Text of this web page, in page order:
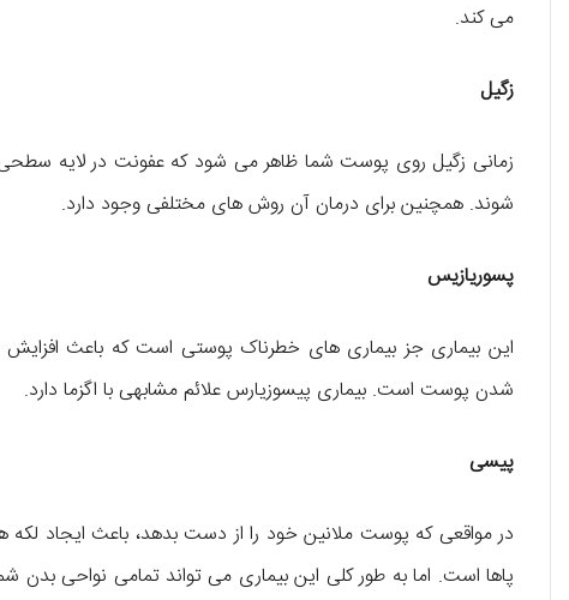
می کند.
زگیل
زمانی زگیل روی پوست شما ظاهر می شود که عفونت در لایه
شوند. همچنین برای درمان آن روش های مختلفی وجود دارد.
پسوریازیس
این بیماری جز بیماری های خطرناک پوستی است که باعث
شدن پوست است. بیماری پیسوزیارس علائم مشابهی با اگزما دارد.
پیسی
در مواقعی که پوست ملانین خود را از دست بدهد، باعث ایجاد
پاها است. اما به طور کلی این بیماری می تواند تمامی نواحی بدن